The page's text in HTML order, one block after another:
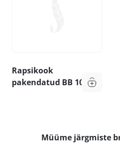
Rapsikook
pakendatud BB 1000kg
Müüme järgmiste